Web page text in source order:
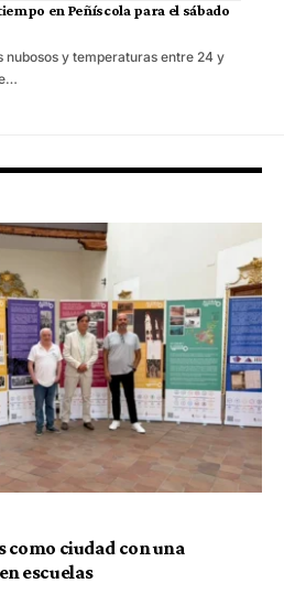
en Peñíscola para el sábado
nubosos y temperaturas entre 24 y
como ciudad con una
escuelas